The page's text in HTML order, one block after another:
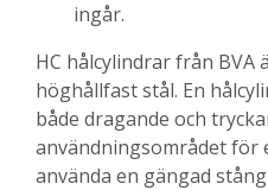
ingår.
HC hålcylindrar från BVA
höghållfast stål. En
både dragande och
användningsområdet för
använda en gängad